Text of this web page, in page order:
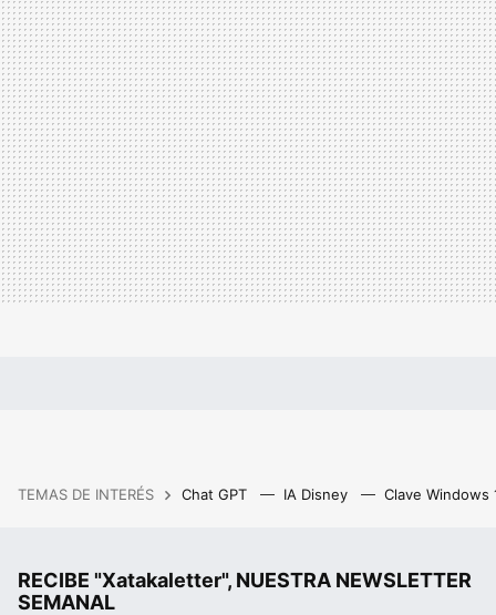
TEMAS DE INTERÉS Chat GPT IA Disney Clave Windows
RECIBE "Xatakaletter", NUESTRA NEWSLETTER
SEMANAL